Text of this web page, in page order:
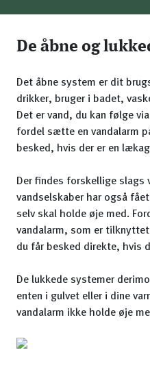
De åbne og
Det åbne system er dit
drikker, bruger i badet,
Det er vand, du kan følge
fordel sætte en vandalarm
besked, hvis der er en
Der findes forskellige slags
vandselskaber har også
selv skal holde øje med.
vandalarm, som er
du får besked direkte, hvis
De lukkede systemer
enten i gulvet eller i dine
vandalarm ikke holde øje